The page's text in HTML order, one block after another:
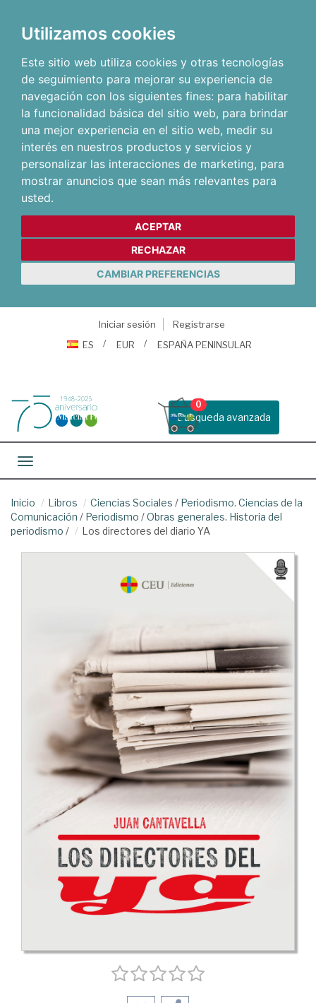
Utilizamos cookies
Este sitio web utiliza cookies y otras tecnologías
de seguimiento para mejorar su experiencia de
navegación con los siguientes fines: para habilitar
la funcionalidad básica del sitio web, para brindar
una mejor experiencia en el sitio web, medir su
interés en nuestros productos y servicios y
personalizar las interacciones de marketing, para
mostrar anuncios que sean más relevantes para
usted.
ACEPTAR
RECHAZAR
CAMBIAR PREFERENCIAS
Iniciar sesión
Registrarse
ES
EUR ESPAÑA PENINSULAR
Busqueda avanzada
0
Toggle navigation
Inicio Libros Ciencias Sociales / Periodismo. Ciencias de la
Comunicación / Periodismo /Obras generales. Historia del
periodismo / Los directores del diario YA